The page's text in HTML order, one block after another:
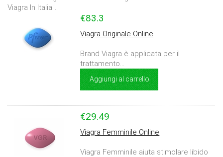
Viagra In Italia".
€83.3
Viagra Originale Online
Brand Viagra è applicata per il
trattamento...
Aggiungi al carrello
€29.49
Viagra Femminile Online
Viagra Femminile aiuta stimolare libido